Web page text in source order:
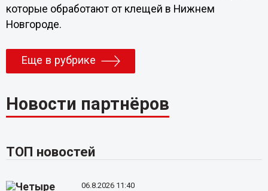
которые обработают от клещей в Нижнем
Новгороде.
Еще в рубрике
Новости партнёров
ТОП новостей
06.8.2026 11:40